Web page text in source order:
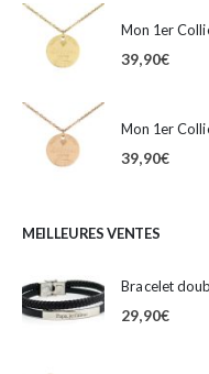
Mon 1er
39,90€
Mon 1er
39,90€
MEILLEURES VENTES
Bracelet
29,90€